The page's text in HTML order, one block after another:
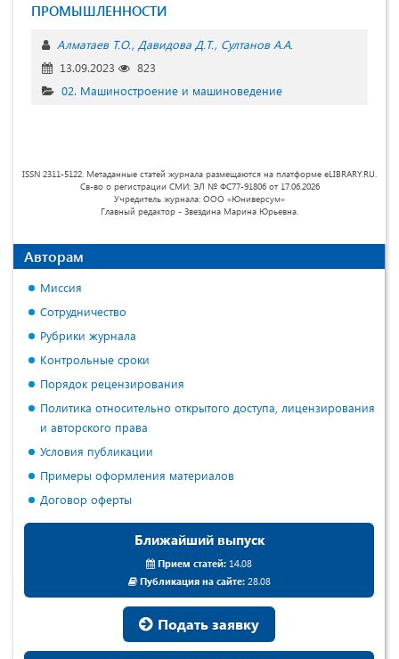
ПРОМЫШЛЕННОСТИ
Алматаев Т.О. Давидова Д.Т. Султанов А.А.
13.09.2023
823
02. Машиностроение и машиноведение
ISSN 2311-5122. Метаданные статей журнала размещаются на платформе eLIBRARY.RU.
Св-во о регистрации СМИ: ЭЛ № ФС77-91806 от 17.06.2026
Учредитель журнала: ООО «Юниверсум»
Главный редактор - Звездина Марина Юрьевна.
Авторам
Миссия
Сотрудничество
Рубрики журнала
Контрольные сроки
Порядок рецензирования
Политика относительно открытого доступа, лицензирования
и авторского права
Условия публикации
Примеры оформления материалов
Договор оферты
Ближайший выпуск
Прием статей: 14.08
Публикация на сайте:28.08
Подать заявку